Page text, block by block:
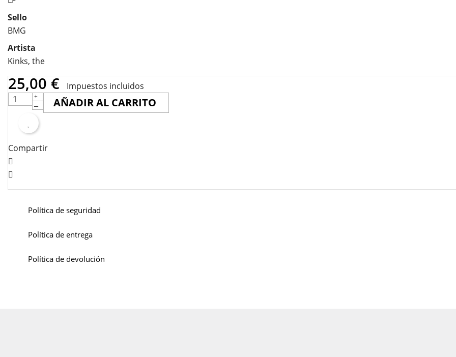
Sello
BMG
Artista
Kinks, the
25,00 € Impuestos incluidos
AÑADIR AL CARRITO
Compartir
Política de seguridad
Política de entrega
Política de devolución